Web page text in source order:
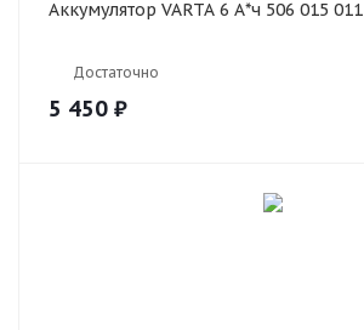
Аккумулятор VARTA 6 А*ч 506 015 011
Достаточно
5 450 ₽